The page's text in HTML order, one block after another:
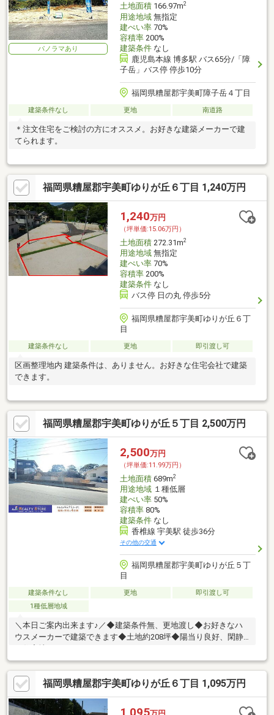
パノラマあり
土地面積166.97m2
用途地域無指定
建ぺい率70%
容積率200%
建築条件なし
鹿児島本線 博多駅 バス65分/「障
子岳」バス停 停歩10分
福岡県糟屋郡宇美町障子岳４丁目
建築条件なし 更地 南道路
＊注文住宅をご検討の方にオススメ。お好きな建築メーカーで建
てられます。
福岡県糟屋郡宇美町ゆりが丘６丁目 1,240万円
1,240万円
（坪単価:15.06万円）
土地面積272.31m2
用途地域無指定
建ぺい率70%
容積率200%
建築条件なし
バス停 日の丸 停歩5分
福岡県糟屋郡宇美町ゆりが丘６丁
目
建築条件なし 更地 即引渡し可
区画整理地内 建築条件は、ありません。お好きな住宅会社で建築
できます。
福岡県糟屋郡宇美町ゆりが丘５丁目 2,500万円
2,500万円
（坪単価:11.99万円）
土地面積689m2
用途地域１種低層
建ぺい率50%
容積率80%
建築条件なし
香椎線 宇美駅 徒歩36分
その他の交通
福岡県糟屋郡宇美町ゆりが丘５丁
目
建築条件なし 更地
即引渡し可
1種低層地域
＼本日ご案内出来ます♪／◆建築条件無、更地渡し◆お好きなハ
ウスメーカーで建築できます◆土地約208坪◆陽当り良好、閑静
福岡県糟屋郡宇美町ゆりが丘６丁目 1,095万円